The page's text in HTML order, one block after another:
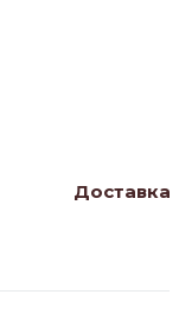
Доставка